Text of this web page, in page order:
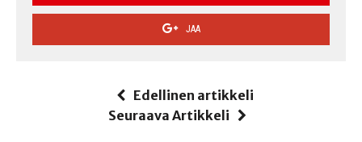
JAA
Edellinen artikkeli
Seuraava Artikkeli